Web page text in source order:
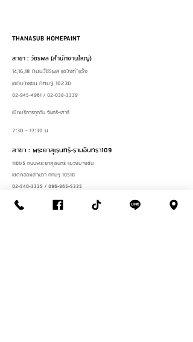
THANASUB HOMEPAINT
สาขา : วัชรพล (สำนักงานใหญ่)
14,16,18 ถนนวัชรพล แขวงท่าแร้ง
เขตบางเขน กทมฯ 10230
02-945-4961 / 02-038-3339
เปิดบริการทุกวัน จันทร์-เสาร์
7:30 - 17:30 น
สาขา : พระยาสุเรนทร์-รามอินทรา109
1101/5 ถนนพระยาสุเรนทร์ แขวงบางชัน
เขตคลองสามวา กทมฯ 10510
02-540-3335 / 096-965-5335
เปิดบริการทุกวัน จันทร์-เสาร์